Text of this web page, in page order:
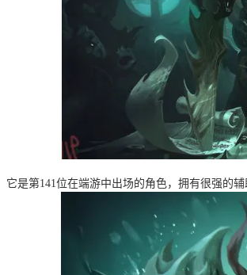
它是第141位在端游中出场的角色，拥有很强的